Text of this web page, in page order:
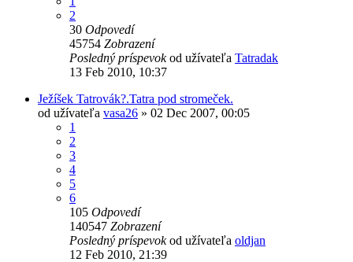
2
30 Odpovedí
45754 Zobrazení
Posledný príspevokod užívateľa Tatradak
13 Feb 2010, 10:37
Ježíšek Tatrovák?.Tatra pod stromeček.
od užívateľa vasa26 » 02 Dec 2007, 00:05
1
2
3
4
5
6
105 Odpovedí
140547 Zobrazení
Posledný príspevokod užívateľa oldjan
12 Feb 2010, 21:39